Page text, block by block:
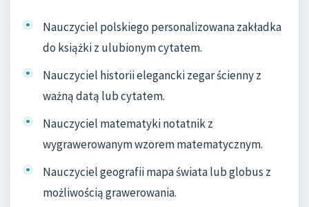
Nauczyciel polskiego personalizowana zakładka
do książki z ulubionym cytatem.
Nauczyciel historii elegancki zegar ścienny z
ważną datą lub cytatem.
Nauczyciel matematyki notatnik z
wygrawerowanym wzorem matematycznym.
Nauczyciel geografii mapa świata lub globus z
możliwością grawerowania.